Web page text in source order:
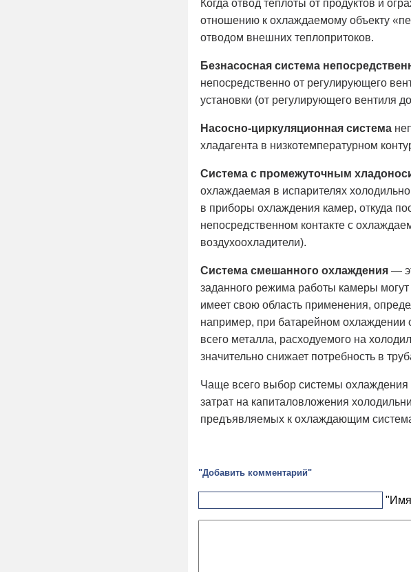
Когда отвод теплоты от продуктов и
отношению к охлаждаемому объекту
отводом внешних теплопритоков.
Безнасосная система
непосредственно от регулирующего
установки (от регулирующего вентиля
Насосно-циркуляционная система
хладагента в низкотемпературном
Система с промежуточным
охлаждаемая в испарителях
в приборы охлаждения камер, откуда
непосредственном контакте с
воздухоохладители).
Система смешанного охлаждения —
заданного режима работы камеры
имеет свою область применения,
например, при батарейном охлаждении
всего металла, расходуемого на
значительно снижает потребность в
Чаще всего выбор системы охлаждения
затрат на капиталовложения
предъявляемых к охлаждающим
"Добавить комментарий"